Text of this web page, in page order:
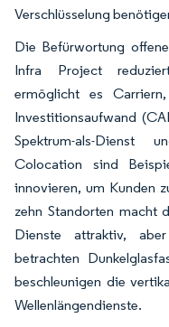
Verschlüsselung
Die Befürwortung
Infra Project
ermöglicht es
Investitionsaufwand
Spektrum-als-Dienst
Colocation sind
innovieren, um Kunden
zehn Standorten macht
Dienste attraktiv,
betrachten
beschleunigen die
Wellenlängendienste.